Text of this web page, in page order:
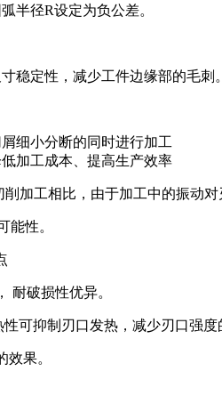
半径R设定为负公差。
稳定性，减少工件边缘部的毛刺
细小分断的同时进行加工
加工成本、提高生产效率
加工相比，由于加工中的振动
能性。
耐破损性优异。
可抑制刃口发热，减少刃口强
果。